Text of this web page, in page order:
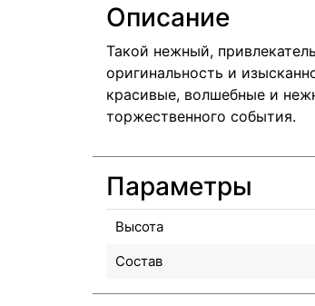
Описание
Такой нежный,
оригинальность и
красивые, волшебные и
торжественного события.
Параметры
Высота
Состав